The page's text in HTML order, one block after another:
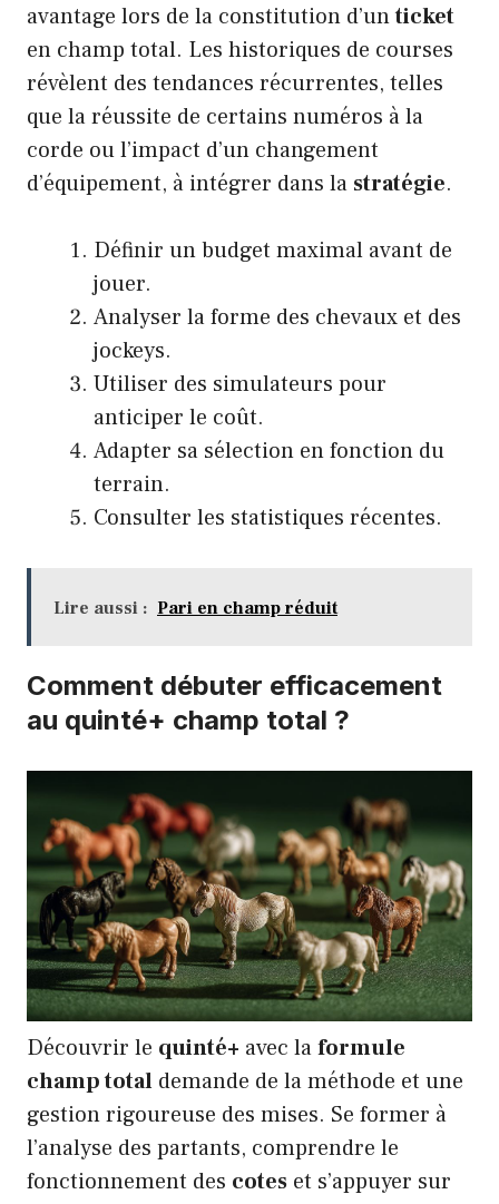
avantage lors de la constitution d’unticket
en champ total. Les historiques de courses
révèlent des tendances récurrentes, telles
que la réussite de certains numéros à la
corde ou l’impact d’un changement
d’équipement, à intégrer dans la stratégie.
Définir un budget maximal avant de
jouer.
Analyser la forme des chevaux et des
jockeys.
Utiliser des simulateurs pour
anticiper le coût.
Adapter sa sélection en fonction du
terrain.
Consulter les statistiques récentes.
Lire aussi : Pari en champ réduit
Comment débuter efficacement
au quinté+ champ total ?
Découvrir le quinté+ avec laformule
champ total demande de la méthode et une
gestion rigoureuse des mises. Se former à
l’analyse des partants, comprendre le
fonctionnement des cotes et s’appuyer sur